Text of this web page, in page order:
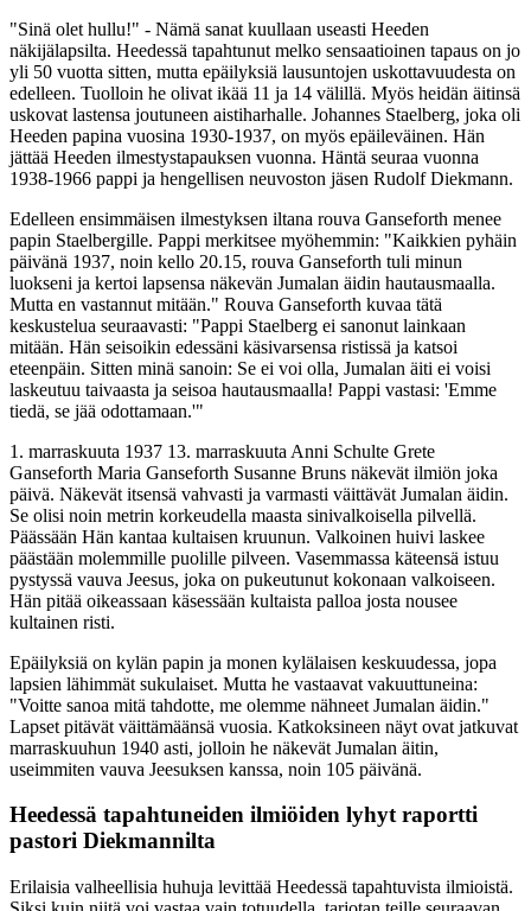
"Sinä olet hullu!" - Nämä sanat kuullaan useasti Heeden
näkijälapsilta. Heedessä tapahtunut melko sensaatioinen tapaus on jo
yli 50 vuotta sitten, mutta epäilyksiä lausuntojen uskottavuudesta on
edelleen. Tuolloin he olivat ikää 11 ja 14 välillä. Myös heidän äitinsä
uskovat lastensa joutuneen aistiharhalle. Johannes Staelberg, joka oli
Heeden papina vuosina 1930-1937, on myös epäileväinen. Hän
jättää Heeden ilmestystapauksen vuonna. Häntä seuraa vuonna
1938-1966 pappi ja hengellisen neuvoston jäsen Rudolf Diekmann.
Edelleen ensimmäisen ilmestyksen iltana rouva Ganseforth menee
papin Staelbergille. Pappi merkitsee myöhemmin: "Kaikkien pyhäin
päivänä 1937, noin kello 20.15, rouva Ganseforth tuli minun
luokseni ja kertoi lapsensa näkevän Jumalan äidin hautausmaalla.
Mutta en vastannut mitään." Rouva Ganseforth kuvaa tätä
keskustelua seuraavasti: "Pappi Staelberg ei sanonut lainkaan
mitään. Hän seisoikin edessäni käsivarsensa ristissä ja katsoi
eteenpäin. Sitten minä sanoin: Se ei voi olla, Jumalan äiti ei voisi
laskeutuu taivaasta ja seisoa hautausmaalla! Pappi vastasi: 'Emme
tiedä, se jää odottamaan.'"
1. marraskuuta 1937 13. marraskuuta Anni Schulte Grete
Ganseforth Maria Ganseforth Susanne Bruns näkevät ilmiön joka
päivä. Näkevät itsensä vahvasti ja varmasti väittävät Jumalan äidin.
Se olisi noin metrin korkeudella maasta sinivalkoisella pilvellä.
Päässään Hän kantaa kultaisen kruunun. Valkoinen huivi laskee
päästään molemmille puolille pilveen. Vasemmassa käteensä istuu
pystyssä vauva Jeesus, joka on pukeutunut kokonaan valkoiseen.
Hän pitää oikeassaan käsessään kultaista palloa josta nousee
kultainen risti.
Epäilyksiä on kylän papin ja monen kylälaisen keskuudessa, jopa
lapsien lähimmät sukulaiset. Mutta he vastaavat vakuuttuneina:
"Voitte sanoa mitä tahdotte, me olemme nähneet Jumalan äidin."
Lapset pitävät väittämäänsä vuosia. Katkoksineen näyt ovat jatkuvat
marraskuuhun 1940 asti, jolloin he näkevät Jumalan äitin,
useimmiten vauva Jeesuksen kanssa, noin 105 päivänä.
Heedessä tapahtuneiden ilmiöiden lyhyt raportti
pastori Diekmannilta
Erilaisia valheellisia huhuja levittää Heedessä tapahtuvista ilmioistä.